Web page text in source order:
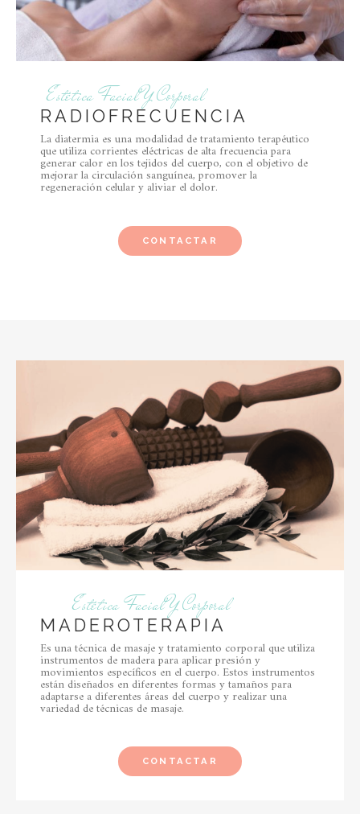
Estética Facial Y Corporal
RADIOFRECUENCIA
La diatermia es una modalidad de tratamiento terapéutico
que utiliza corrientes eléctricas de alta frecuencia para
generar calor en los tejidos del cuerpo, con el objetivo de
mejorar la circulación sanguínea, promover la
regeneración celular y aliviar el dolor.
CONTACTAR
Estética Facial Y Corporal
MADEROTERAPIA
Es una técnica de masaje y tratamiento corporal que utiliza
instrumentos de madera para aplicar presión y
movimientos específicos en el cuerpo. Estos instrumentos
están diseñados en diferentes formas y tamaños para
adaptarse a diferentes áreas del cuerpo y realizar una
variedad de técnicas de masaje.
CONTACTAR